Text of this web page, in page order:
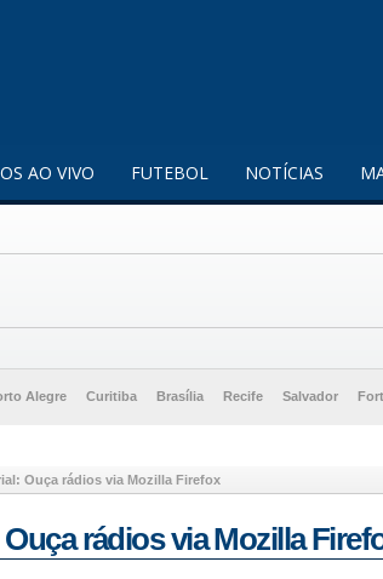
AO VIVO FUTEBOL NOTÍCIAS
Alegre Curitiba Brasília Recife Salvador
Ouça rádios via Mozilla Firefox
rádios via Mozilla